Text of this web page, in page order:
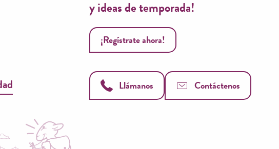
y ideas de temporada!
¡Regístrate ahora!
Llámanos Contáctenos